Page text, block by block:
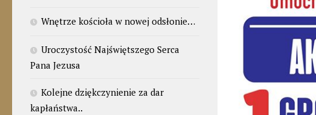
Wnętrze kościoła w nowej odsłonie…
Uroczystość Najświętszego Serca
Pana Jezusa
Kolejne dziękczynienie za dar
kapłaństwa..